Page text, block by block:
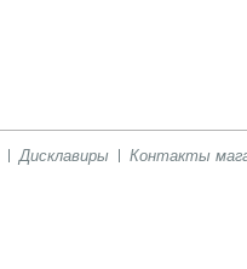
Дисклавиры
Контакты